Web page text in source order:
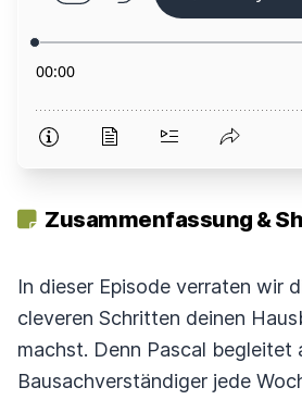
Zusammenfassung &
In dieser Episode verraten wir
cleveren Schritten deinen
machst. Denn Pascal begleitet
Bausachverständiger jede